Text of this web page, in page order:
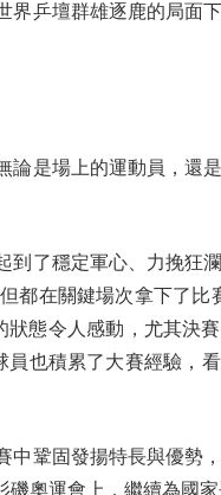
乒壇群雄逐鹿的局面
是場上的運動員，還
了穩定軍心、力挽狂
都在關鍵場次拿下了比
態令人感動，尤其決
也積累了大賽經驗，
鞏固發揚特長與優勢，
奧運會上，繼續為國家